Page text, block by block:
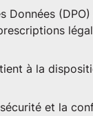
Données
à la
et la